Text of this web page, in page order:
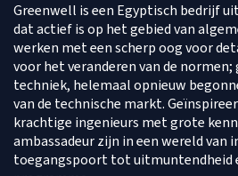
Greenwell is een Egyptisch bedrijf
dat actief is op het gebied van
werken met een scherp oog voor
voor het veranderen van de
techniek, helemaal opnieuw
van de technische markt.
krachtige ingenieurs met grote
ambassadeur zijn in een wereld van
toegangspoort tot uitmuntendheid